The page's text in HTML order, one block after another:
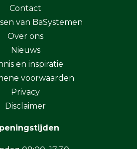
Contact
van BaSystemen
Over ons
Nieuws
en inspiratie
voorwaarden
Privacy
Disclaimer